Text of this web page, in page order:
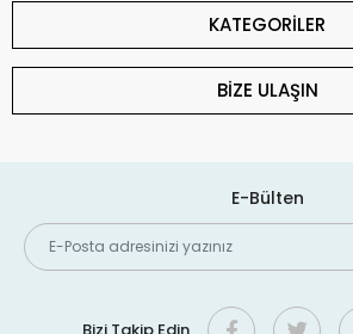
KATEGORİLER
BİZE ULAŞIN
E-Bülten